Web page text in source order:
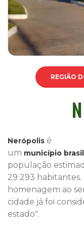
REGIÃO
Nerópolis é
um município
população
29 293
homenagem ao
cidade já foi
estado".